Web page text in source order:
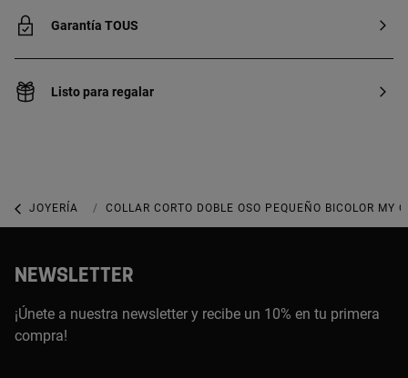
Garantía TOUS
Listo para regalar
JOYERÍA COLLARES
COLLAR CORTO DOBLE OSO PEQUEÑO BICOLOR MY
NEWSLETTER
¡Únete a nuestra newsletter y recibe un 10% en tu primera
compra!